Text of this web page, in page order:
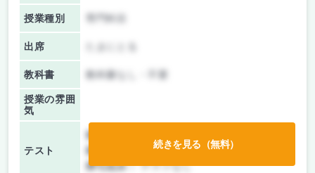
授業種別
出席
教科書 教科書なし・不要
授業の雰囲
気
テスト
前期/中間：
後期/期末：
レポートのみ
持ち込み：テストなし
続きを見る（無料）